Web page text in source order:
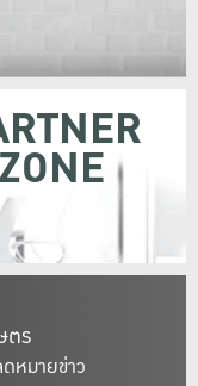
ตร
หมายข่าว
ZONE